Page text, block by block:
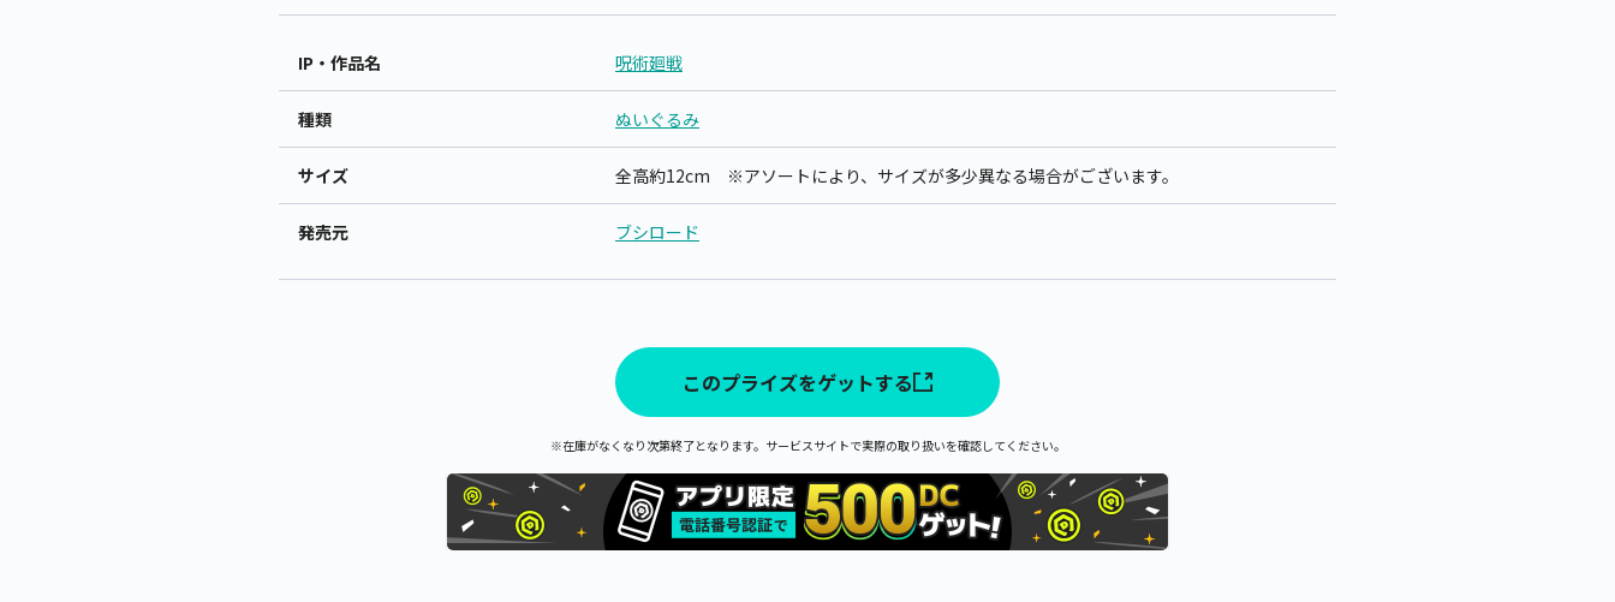
IP・作品名 呪術廻戦
種類 ぬいぐるみ
サイズ 全高約12cm ※アソートにより、サイズが多少異なる場合がございます。
発売元 ブシロード
このプライズをゲットする
※在庫がなくなり次第終了となります。サービスサイトで実際の取り扱いを確認してください。